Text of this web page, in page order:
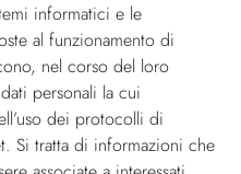
informatici e le
al funzionamento di
nel corso del loro
personali la cui
dei protocolli di
Si tratta di informazioni che